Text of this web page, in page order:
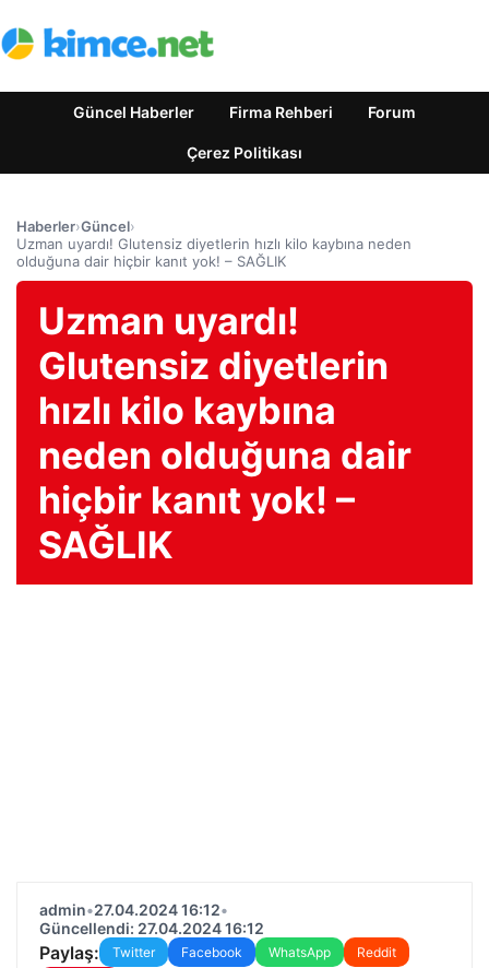
Güncel Haberler Firma Rehberi Forum
Çerez Politikası
Haberler›Güncel›
Uzman uyardı! Glutensiz diyetlerin hızlı kilo kaybına neden
olduğuna dair hiçbir kanıt yok! – SAĞLIK
Uzman uyardı!
Glutensiz diyetlerin
hızlı kilo kaybına
neden olduğuna dair
hiçbir kanıt yok! –
SAĞLIK
admin•27.04.2024 16:12•
Güncellendi: 27.04.2024 16:12
Paylaş: Twitter Facebook WhatsApp
Reddit